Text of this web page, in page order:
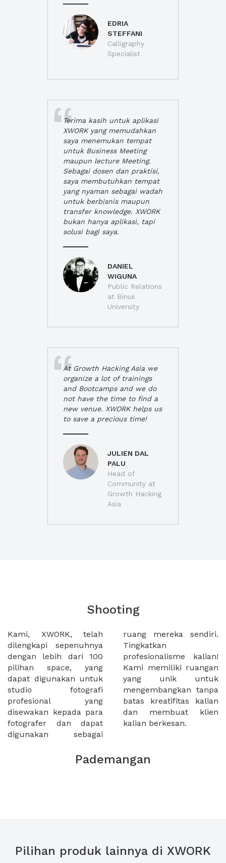
EDRIA
STEFFANI
Calligraphy
Specialist
Terima kasih untuk aplikasi
XWORK yang memudahkan
saya menemukan tempat
untuk Business Meeting
maupun lecture Meeting.
Sebagai dosen dan praktisi,
saya membutuhkan tempat
yang nyaman sebagai wadah
untuk berbisnis maupun
transfer knowledge. XWORK
bukan hanya aplikasi, tapi
solusi bagi saya.
DANIEL
WIGUNA
Public Relations
at Binus
University
At Growth Hacking Asia we
organize a lot of trainings
and Bootcamps and we do
not have the time to find a
new venue. XWORK helps us
to save a precious time!
JULIEN DAL
PALU
Head of
Community at
Growth Hacking
Asia
Shooting
Kami, XWORK, telah
dilengkapi sepenuhnya
dengan lebih dari 100
pilihan space, yang
dapat digunakan untuk
studio fotografi
profesional yang
disewakan kepada para
fotografer dan dapat
digunakan sebagai
ruang mereka sendiri.
Tingkatkan
profesionalisme kalian!
Kami memiliki ruangan
yang unik untuk
mengembangkan tanpa
batas kreatifitas kalian
dan membuat klien
kalian berkesan.
Pademangan
Pilihan produk lainnya di XWORK